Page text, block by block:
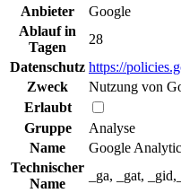
Anbieter
Google
Ablauf in
Tagen
28
Datenschutz https://
Zweck
Nutzung von
Erlaubt
Gruppe
Analyse
Name
Google
Technischer
Name
_ga, _gat,